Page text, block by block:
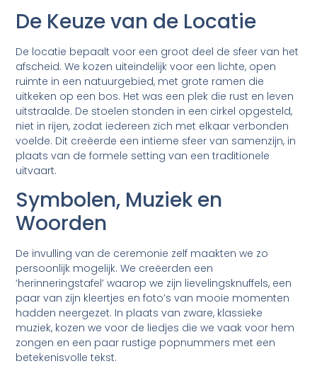
De Keuze van de Locatie
De locatie bepaalt voor een groot deel de sfeer van het
afscheid. We kozen uiteindelijk voor een lichte, open
ruimte in een natuurgebied, met grote ramen die
uitkeken op een bos. Het was een plek die rust en leven
uitstraalde. De stoelen stonden in een cirkel opgesteld,
niet in rijen, zodat iedereen zich met elkaar verbonden
voelde. Dit creëerde een intieme sfeer van samenzijn, in
plaats van de formele setting van een traditionele
uitvaart.
Symbolen, Muziek en
Woorden
De invulling van de ceremonie zelf maakten we zo
persoonlijk mogelijk. We creëerden een
‘herinneringstafel’ waarop we zijn lievelingsknuffels, een
paar van zijn kleertjes en foto’s van mooie momenten
hadden neergezet. In plaats van zware, klassieke
muziek, kozen we voor de liedjes die we vaak voor hem
zongen en een paar rustige popnummers met een
betekenisvolle tekst.